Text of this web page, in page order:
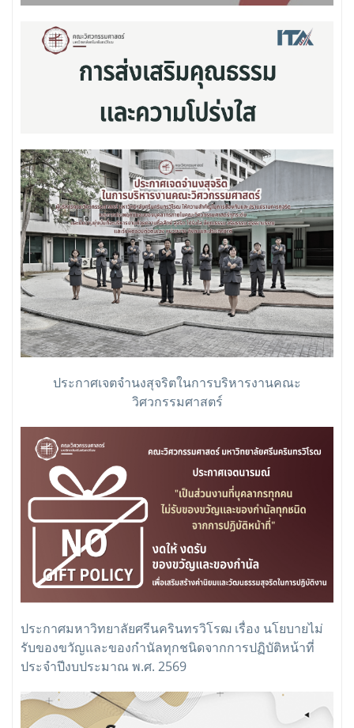
ประกาศเจตจำนงสุจริตในการบริหารงานคณะ
วิศวกรรมศาสตร์
ประกาศมหาวิทยาลัยศรีนครินทรวิโรฒ เรื่อง นโยบายไม่
รับของขวัญและของกำนัลทุกชนิดจากการปฏิบัติหน้าที่
ประจำปีงบประมาณ พ.ศ. 2569